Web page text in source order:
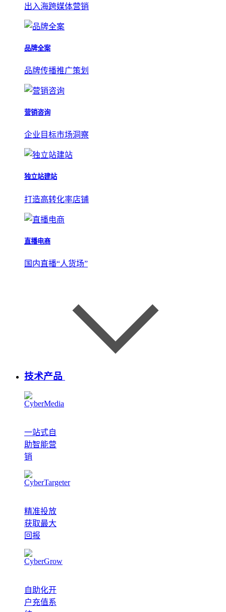
出入海跨媒体营销
品牌全案
品牌传播推广策划
营销咨询
企业目标市场洞察
独立站建站
打造高转化率店铺
直播电商
国内直播“人货场”
技术产品
一站式自
助智能营
销
精准投放
获取最大
回报
自助化开
户充值系